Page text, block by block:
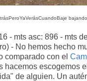
- mts asc: 896 - mts
- No hemos hecho
comparado con el
hacemos escogemos
de alguien. Un